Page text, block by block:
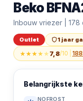
Outlet
Beko
Beko
Inbouw vriezer |
Outlet 1 jaar
★★★★★7,8/10
Belangrijkste
NOFROST